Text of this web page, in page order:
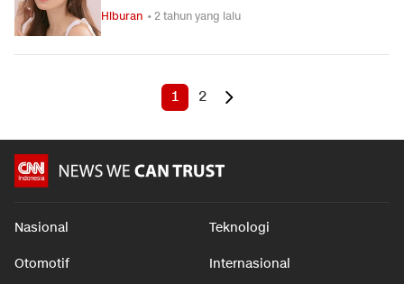
Hiburan • 2 tahun yang lalu
1 2
Nasional Teknologi
Otomotif Internasional